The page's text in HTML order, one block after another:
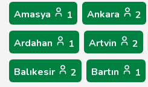
Amasya 1 Ankara 2
Ardahan 1 Artvin 2
Balıkesir 2 Bartın 1